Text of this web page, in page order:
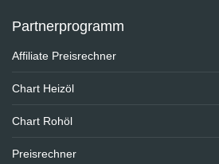
Partnerprogramm
Affiliate Preisrechner
Chart Heizöl
Chart Rohöl
Preisrechner